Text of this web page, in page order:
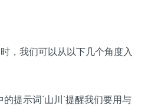
，我们可以从以下几个角度入
的提示词‘山川’提醒我们要用与